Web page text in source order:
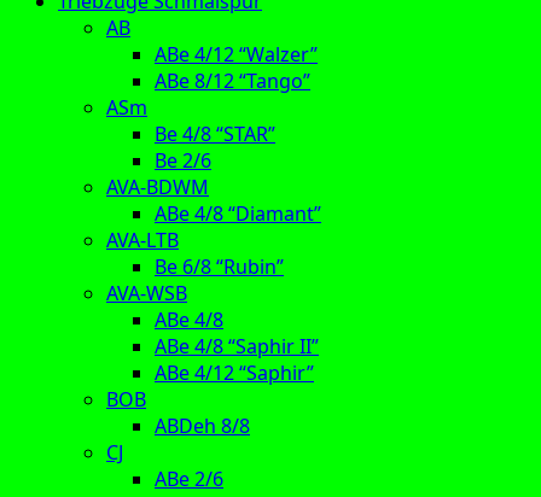
AB
ABe 4/12 “Walzer”
ABe 8/12 “Tango”
ASm
Be 4/8 “STAR”
Be 2/6
AVA-BDWM
ABe 4/8 “Diamant”
AVA-LTB
Be 6/8 “Rubin”
AVA-WSB
ABe 4/8
ABe 4/8 “Saphir II”
ABe 4/12 “Saphir”
BOB
ABDeh 8/8
CJ
ABe 2/6